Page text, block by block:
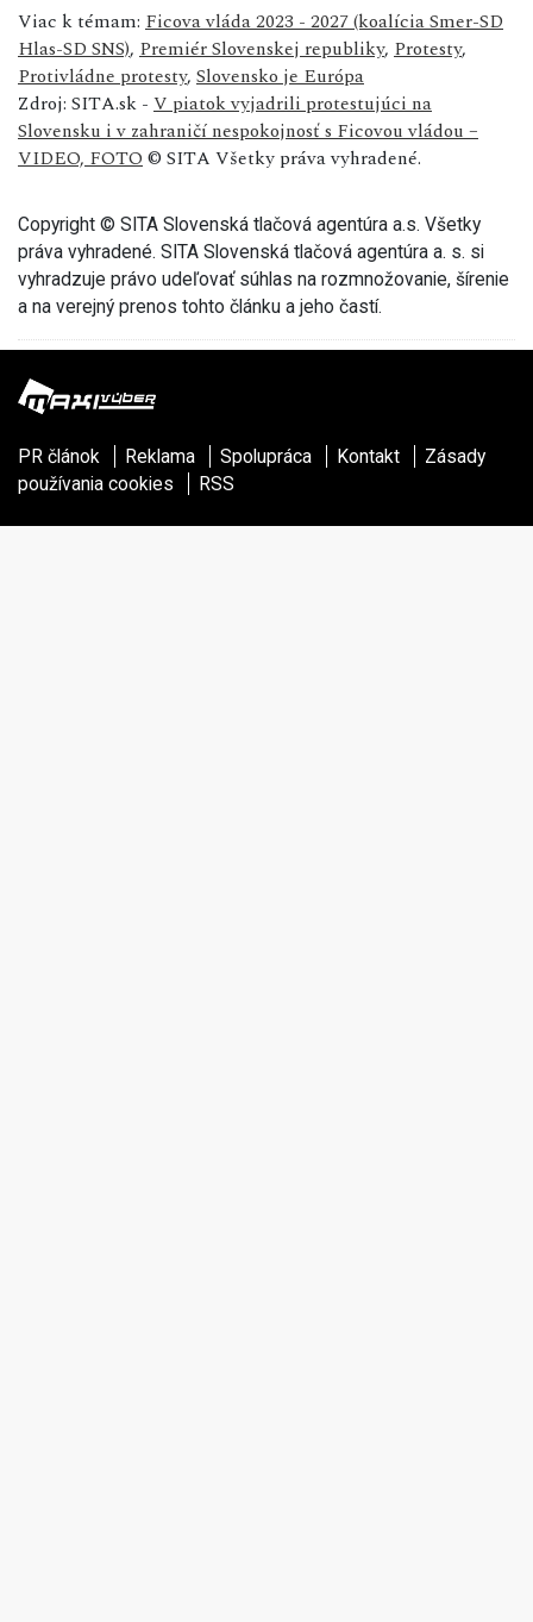
Viac k témam: Ficova vláda 2023 - 2027 (koalícia Smer-SD
Hlas-SD SNS), Premiér Slovenskej republiky, Protesty,
Protivládne protesty, Slovensko je Európa
Zdroj: SITA.sk - V piatok vyjadrili protestujúci na
Slovensku i v zahraničí nespokojnosť s Ficovou vládou –
VIDEO, FOTO © SITA Všetky práva vyhradené.
Copyright © SITA Slovenská tlačová agentúra a.s. Všetky
práva vyhradené. SITA Slovenská tlačová agentúra a. s. si
vyhradzuje právo udeľovať súhlas na rozmnožovanie, šírenie
a na verejný prenos tohto článku a jeho častí.
PR článok Reklama Spolupráca Kontakt
Zásady
používania cookies
RSS